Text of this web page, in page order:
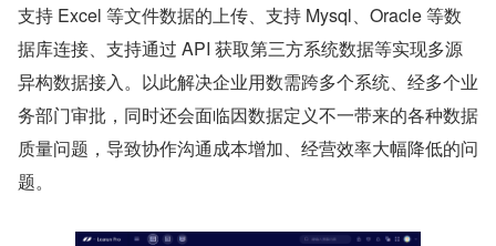
支持 Excel 等文件数据的上传、支持 Mysql、Oracle 等数
据库连接、支持通过 API 获取第三方系统数据等实现多源
异构数据接入。以此解决企业用数需跨多个系统、经多个业
务部门审批，同时还会面临因数据定义不一带来的各种数据
质量问题，导致协作沟通成本增加、经营效率大幅降低的问
题。